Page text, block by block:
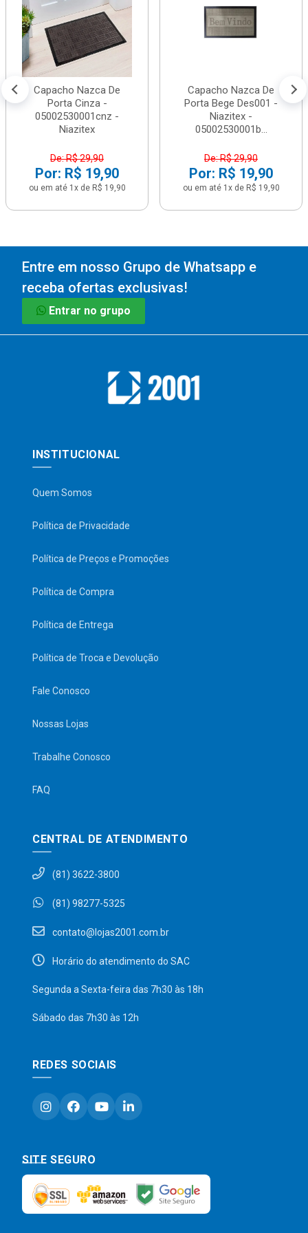
Capacho Nazca De
Porta Cinza -
05002530001cnz -
Niazitex
De: R$ 29,90
Por: R$ 19,90
ou em até 1x de R$ 19,90
Capacho Nazca De
Porta Bege Des001 -
Niazitex -
05002530001b...
De: R$ 29,90
Por: R$ 19,90
ou em até 1x de R$ 19,90
Entre em nosso Grupo de Whatsapp e
receba ofertas exclusivas!
Entrar no grupo
INSTITUCIONAL
Quem Somos
Política de Privacidade
Política de Preços e Promoções
Política de Compra
Política de Entrega
Política de Troca e Devolução
Fale Conosco
Nossas Lojas
Trabalhe Conosco
FAQ
CENTRAL DE ATENDIMENTO
(81) 3622-3800
(81) 98277-5325
contato@lojas2001.com.br
Horário do atendimento do SAC
Segunda a Sexta-feira das 7h30 às 18h
Sábado das 7h30 às 12h
REDES SOCIAIS
SITE SEGURO